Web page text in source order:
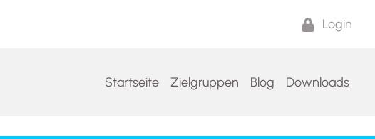
Login
Startseite Zielgruppen Blog Downloads